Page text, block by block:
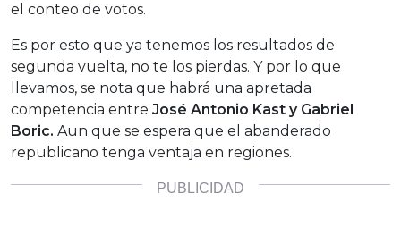
el conteo de votos.
Es por esto que ya tenemos los resultados de
segunda vuelta, no te los pierdas. Y por lo que
llevamos, se nota que habrá una apretada
competencia entre José Antonio Kast y Gabriel
Boric. Aun que se espera que el abanderado
republicano tenga ventaja en regiones.